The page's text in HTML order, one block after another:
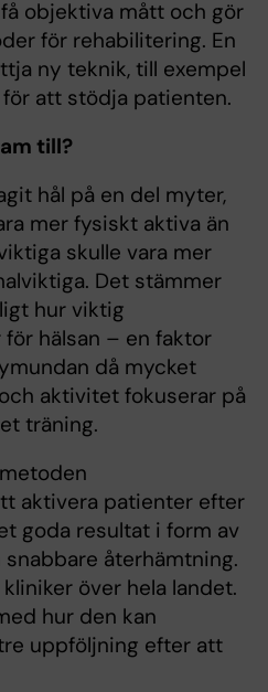
objektiva mått och gör
för rehabilitering. En
ny teknik, till exempel
att stödja patienten.
till?
hål på en del myter,
mer fysiskt aktiva än
skulle vara mer
Det stämmer
hur viktig
hälsan – en faktor
då mycket
aktivitet fokuserar på
träning.
aktivera patienter efter
goda resultat i form av
återhämtning.
över hela landet.
hur den kan
uppföljning efter att